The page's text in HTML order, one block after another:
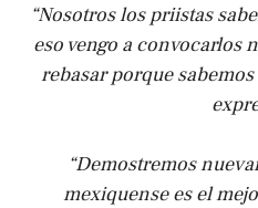
“Nosotros los priistas
eso vengo a convocarlos
rebasar porque
“Demostremos
mexiquense es el